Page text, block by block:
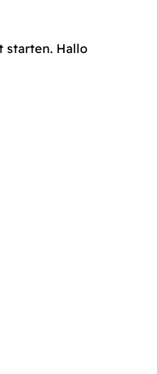
starten. Hallo